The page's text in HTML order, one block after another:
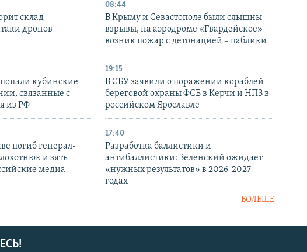
склад
дронов
08:44
В Крыму и Севастополе были слышны
взрывы, на аэродроме «Гвардейское»
возник пожар с детонацией – паблики
кубинские
связанные с
из РФ
19:15
В СБУ заявили о поражении кораблей
береговой охраны ФСБ в Керчи и НПЗ в
российском Ярославле
погиб генерал-
и зять
медиа
17:40
Разработка баллистики и
антибаллистики: Зеленский ожидает
«нужных результатов» в 2026-2027
годах
БОЛЬШЕ